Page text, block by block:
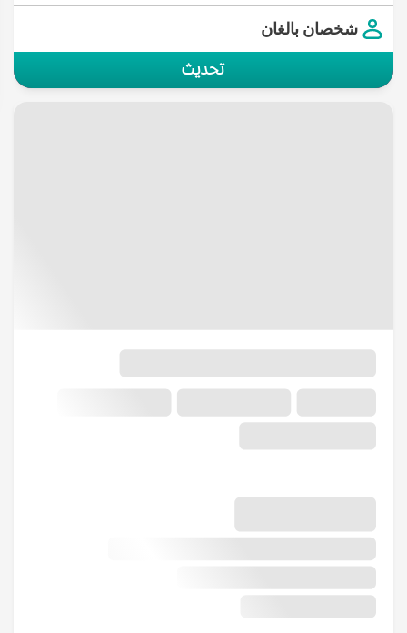
شخصان بالغان
تحديث